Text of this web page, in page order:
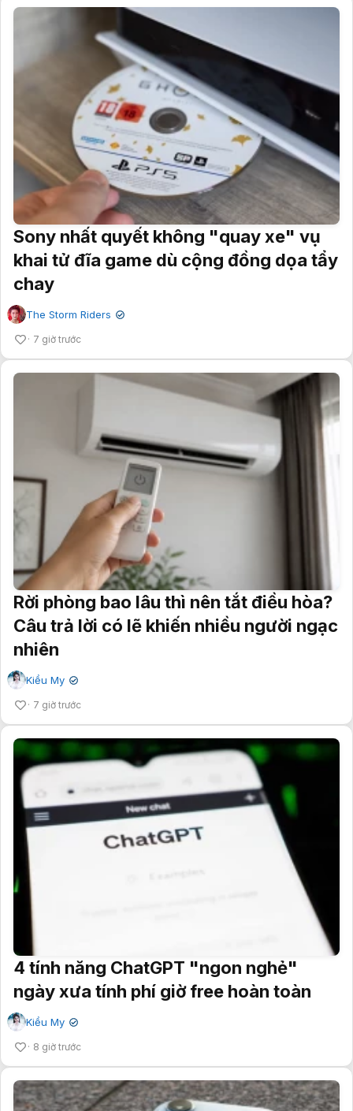
Sony nhất quyết không "quay xe" vụ
khai tử đĩa game dù cộng đồng dọa tẩy
chay
The Storm Riders ✔
7 giờ trước
Rời phòng bao lâu thì nên tắt điều hòa?
Câu trả lời có lẽ khiến nhiều người ngạc
nhiên
Kiều My ✔
7 giờ trước
4 tính năng ChatGPT "ngon nghẻ"
ngày xưa tính phí giờ free hoàn toàn
Kiều My ✔
8 giờ trước